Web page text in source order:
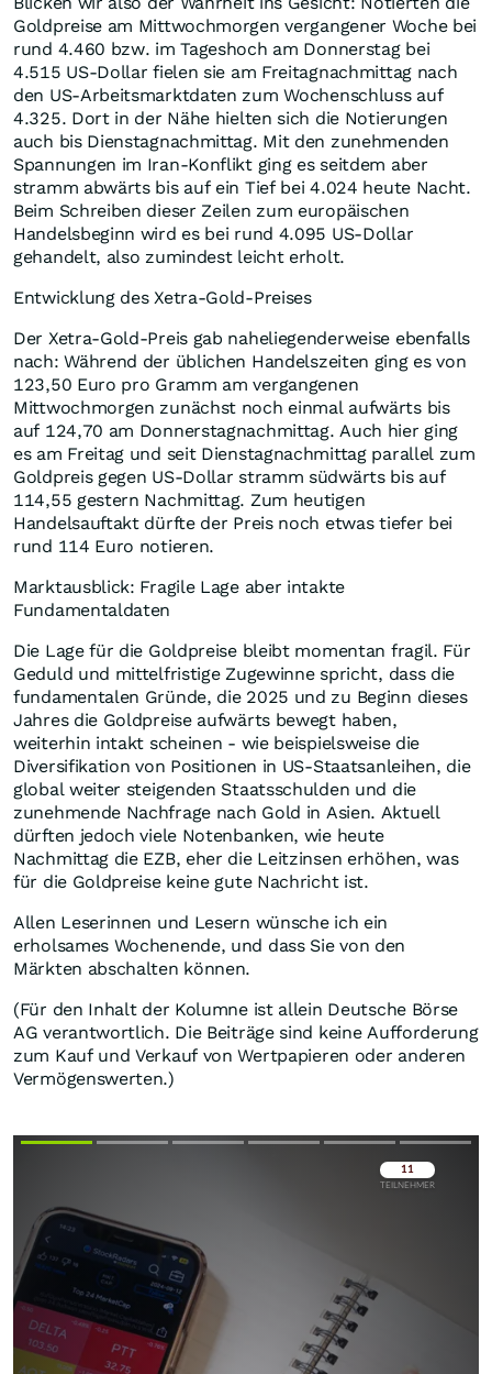
Goldpreise am Mittwochmorgen vergangener Woche bei
rund 4.460 bzw. im Tageshoch am Donnerstag bei
4.515 US-Dollar fielen sie am Freitagnachmittag nach
den US-Arbeitsmarktdaten zum Wochenschluss auf
4.325. Dort in der Nähe hielten sich die Notierungen
auch bis Dienstagnachmittag. Mit den zunehmenden
Spannungen im Iran-Konflikt ging es seitdem aber
stramm abwärts bis auf ein Tief bei 4.024 heute Nacht.
Beim Schreiben dieser Zeilen zum europäischen
Handelsbeginn wird es bei rund 4.095 US-Dollar
gehandelt, also zumindest leicht erholt.
Entwicklung des Xetra-Gold-Preises
Der Xetra-Gold-Preis gab naheliegenderweise ebenfalls
nach: Während der üblichen Handelszeiten ging es von
123,50 Euro pro Gramm am vergangenen
Mittwochmorgen zunächst noch einmal aufwärts bis
auf 124,70 am Donnerstagnachmittag. Auch hier ging
es am Freitag und seit Dienstagnachmittag parallel zum
Goldpreis gegen US-Dollar stramm südwärts bis auf
114,55 gestern Nachmittag. Zum heutigen
Handelsauftakt dürfte der Preis noch etwas tiefer bei
rund 114 Euro notieren.
Marktausblick: Fragile Lage aber intakte
Fundamentaldaten
Die Lage für die Goldpreise bleibt momentan fragil. Für
Geduld und mittelfristige Zugewinne spricht, dass die
fundamentalen Gründe, die 2025 und zu Beginn dieses
Jahres die Goldpreise aufwärts bewegt haben,
weiterhin intakt scheinen - wie beispielsweise die
Diversifikation von Positionen in US-Staatsanleihen, die
global weiter steigenden Staatsschulden und die
zunehmende Nachfrage nach Gold in Asien. Aktuell
dürften jedoch viele Notenbanken, wie heute
Nachmittag die EZB, eher die Leitzinsen erhöhen, was
für die Goldpreise keine gute Nachricht ist.
Allen Leserinnen und Lesern wünsche ich ein
erholsames Wochenende, und dass Sie von den
Märkten abschalten können.
(Für den Inhalt der Kolumne ist allein Deutsche Börse
AG verantwortlich. Die Beiträge sind keine Aufforderung
zum Kauf und Verkauf von Wertpapieren oder anderen
Vermögenswerten.)